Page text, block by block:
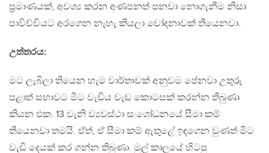
ප‍්‍රමාණයක්, අවශ්‍ය කරන අණපනත් පනවා නොගැනීම නිසා
පාවිච්චියට අරගෙන නැහැ කියලා චෝදනාවක් තියෙනවා.
උත්තරය:
මට ලැබිලා තියෙන හැම වාර්තාවක් අනුවම පේනවා උතුරු
පළාත් සභාවට මීට වැඩිය වැඩ කොටසක් කරන්න තිබුණා
කියන එක. 13 වැනි ව්‍යවස්ථා සංශෝධනයේ සීමා කම්
තියෙනවා තමයි. ඒත්, ඒ සීමා කම් ඇතුළේ ඉඳගෙන වුණත් මීට
වැඩි දෙයක් කර ගන්න තිබුණා. මුල් කාලයේ හිටපු